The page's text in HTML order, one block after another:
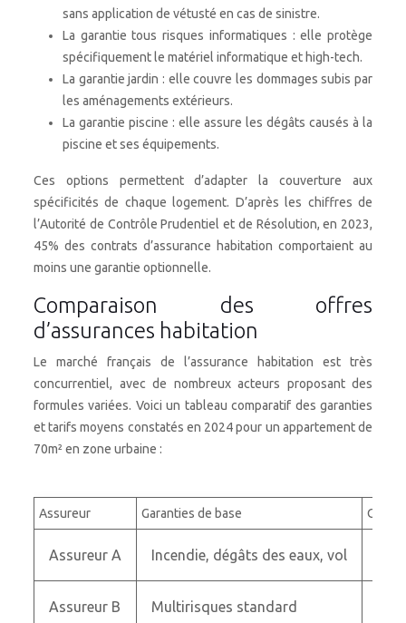
sans application de vétusté en cas de sinistre.
La garantie tous risques informatiques : elle protège
spécifiquement le matériel informatique et high-tech.
La garantie jardin : elle couvre les dommages subis par
les aménagements extérieurs.
La garantie piscine : elle assure les dégâts causés à la
piscine et ses équipements.
Ces options permettent d’adapter la couverture aux
spécificités de chaque logement. D’après les chiffres de
l’Autorité de Contrôle Prudentiel et de Résolution, en 2023,
45% des contrats d’assurance habitation comportaient au
moins une garantie optionnelle.
Comparaison des offres
d’assurances habitation
Le marché français de l’assurance habitation est très
concurrentiel, avec de nombreux acteurs proposant des
formules variées. Voici un tableau comparatif des garanties
et tarifs moyens constatés en 2024 pour un appartement de
70m² en zone urbaine :
Assureur Garanties de base
Assureur A Incendie, dégâts des eaux, vol
Assureur B Multirisques standard